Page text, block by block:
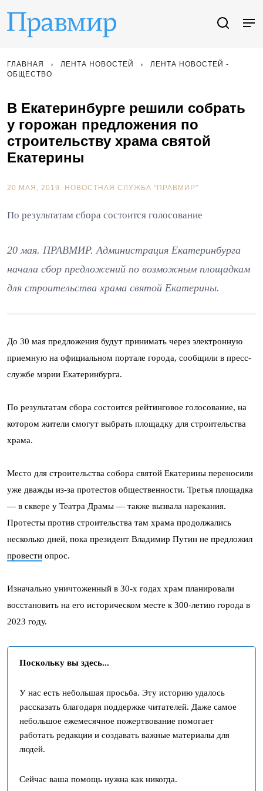
ГЛАВНАЯ ЛЕНТА НОВОСТЕЙ
ЛЕНТА НОВОСТЕЙ -
ОБЩЕСТВО
В Екатеринбурге решили собрать
у горожан предложения по
строительству храма святой
Екатерины
20 МАЯ, 2019. НОВОСТНАЯ СЛУЖБА "ПРАВМИР"
По результатам сбора состоится голосование
20 мая. ПРАВМИР. Администрация Екатеринбурга
начала сбор предложений по возможным площадкам
для строительства храма святой Екатерины.
До 30 мая предложения будут принимать через электронную
приемную на официальном портале города, сообщили в пресс-
службе мэрии Екатеринбурга.
По результатам сбора состоится рейтинговое голосование, на
котором жители смогут выбрать площадку для строительства
храма.
Место для строительства собора святой Екатерины переносили
уже дважды из-за протестов общественности. Третья площадка
— в сквере у Театра Драмы — также вызвала нарекания.
Протесты против строительства там храма продолжались
несколько дней, пока президент Владимир Путин не предложил
провести опрос.
Изначально уничтоженный в 30-х годах храм планировали
восстановить на его историческом месте к 300-летию города в
2023 году.
Поскольку вы здесь...
У нас есть небольшая просьба. Эту историю удалось
рассказать благодаря поддержке читателей. Даже самое
небольшое ежемесячное пожертвование помогает
работать редакции и создавать важные материалы для
людей.
Сейчас ваша помощь нужна как никогда.